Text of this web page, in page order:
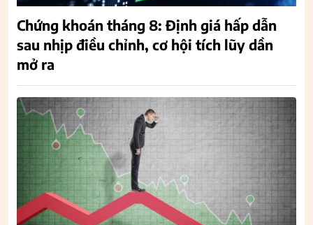
Chứng khoán tháng 8: Định giá hấp dẫn
sau nhịp điều chỉnh, cơ hội tích lũy dần
mở ra